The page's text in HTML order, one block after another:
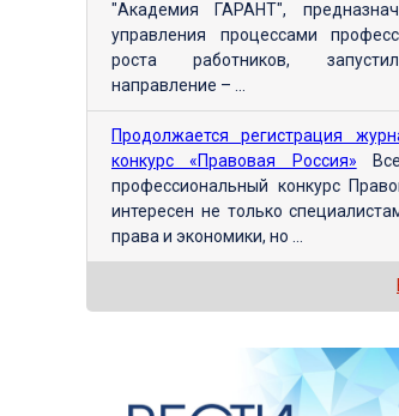
"Академия ГАРАНТ",
управления процессами
роста работников,
направление – ...
Продолжается регистрация
конкурс «Правовая Россия»
профессиональный конкурс
интересен не только
права и экономики, но ...